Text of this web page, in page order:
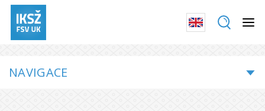
NAVIGACE